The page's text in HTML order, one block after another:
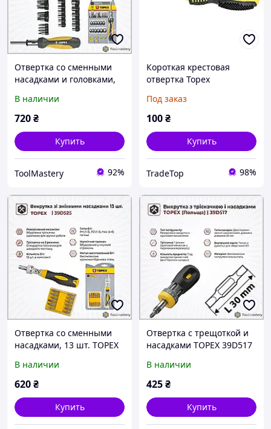
Отвертка со сменными
насадками и головками,
В наличии
720₴
Купить
ToolMastery 92%
Короткая крестовая
отвертка Topex
Под заказ
100₴
Купить
TradeTop 98%
Отвертка со сменными
насадками, 13 шт. TOPEX
В наличии
620₴
Купить
Отвертка с трещоткой и
насадками TOPEX 39D517
В наличии
425₴
Купить